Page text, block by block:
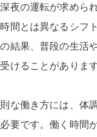
夜の運転が求めら
間とは異なるシフ
結果、普段の生活
けることがあります
な働き方には、体
要です。働く時間